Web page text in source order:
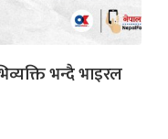
भन्दै भाइरल